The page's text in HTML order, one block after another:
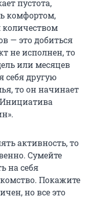
пустота,
комфортом,
— это добиться
не исполнен, то
или месяцев
себя другую
то он начинает
активность, то
Сумейте
на себя
Покажите
но все это